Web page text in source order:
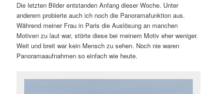
Die letzten Bilder entstanden Anfang dieser Woche. Unter
anderem probierte auch ich noch die Panoramafunktion aus.
Während meiner Frau in Paris die Auslösung an manchen
Motiven zu laut war, störte diese bei meinem Motiv eher weniger.
Weit und breit war kein Mensch zu sehen. Noch nie waren
Panoramaaufnahmen so einfach wie heute.